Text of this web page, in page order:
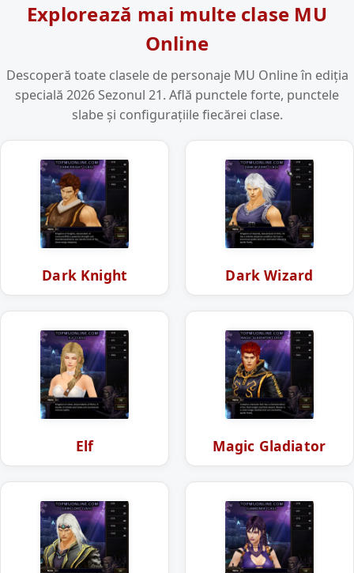
Explorează mai multe clase MU
Online
Descoperă toate clasele de personaje MU Online în ediția
specială 2026 Sezonul 21. Află punctele forte, punctele
slabe și configurațiile fiecărei clase.
Dark Knight Dark Wizard
Elf Magic Gladiator